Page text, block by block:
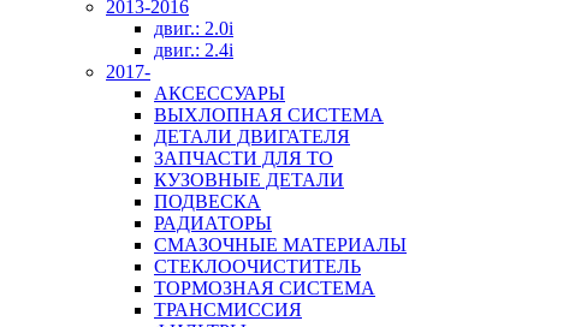
2013-2016
двиг.: 2.0i
двиг.: 2.4i
2017-
АКСЕССУАРЫ
ВЫХЛОПНАЯ СИСТЕМА
ДЕТАЛИ ДВИГАТЕЛЯ
ЗАПЧАСТИ ДЛЯ ТО
КУЗОВНЫЕ ДЕТАЛИ
ПОДВЕСКА
РАДИАТОРЫ
СМАЗОЧНЫЕ МАТЕРИАЛЫ
СТЕКЛООЧИСТИТЕЛЬ
ТОРМОЗНАЯ СИСТЕМА
ТРАНСМИССИЯ